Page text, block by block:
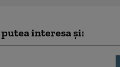
interesa și: